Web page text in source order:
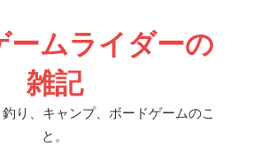
ームライダーの
雑記
り、キャンプ、ボードゲームのこ
と。